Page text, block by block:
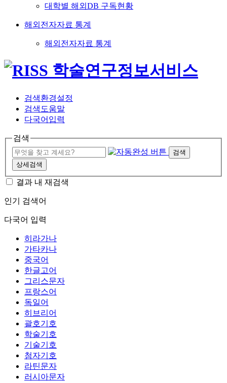
대학별 해외DB 구독현황
해외전자자료 통계
해외전자자료 통계
검색환경설정
검색도움말
다국어입력
검색
검색
상세검색
결과 내 재검색
인기 검색어
다국어 입력
히라가나
가타카나
중국어
한글고어
그리스문자
프랑스어
독일어
히브리어
괄호기호
학술기호
기술기호
첨자기호
라틴문자
러시아문자